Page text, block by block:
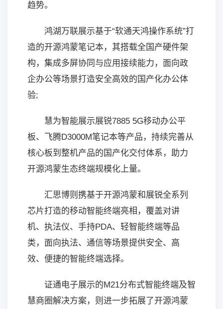
趋势。
鸿湖万联展示基于“软通天鸿操作系统”打
造的开源鸿蒙笔记本，其搭载全国产硬件架
构，集成多屏协同与应用接续能力，面向政
企办公等场景打造安全高效的国产化办公体
验;
慧为智能展示展锐7885 5G移动办公平
板、飞腾D3000M笔记本等产品，持续完善从
核心板到整机产品的国产化交付体系，助力
开源鸿蒙生态终端规模化上量。
汇思博则携基于开源鸿蒙和展锐全系列
芯片打造的移动智能终端亮相，覆盖对讲
机、执法仪、手持PDA、轻智能终端等品
类，面向执法、通信等场景提供安全、高
效、便捷的智能终端选择。
证通电子展示的M21分布式智能终端及智
慧商圈解决方案，则进一步拓展了开源鸿蒙